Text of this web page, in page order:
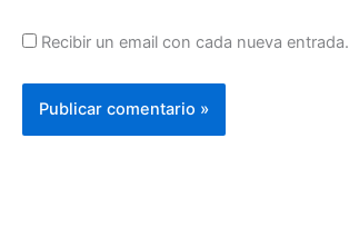
Recibir un email con cada nueva entrada.